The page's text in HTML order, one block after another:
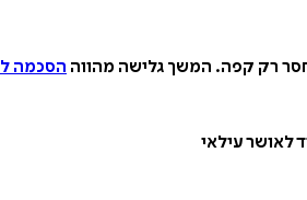
חסר רק קפה. המשך גלישה מהווה הסכמה
לאושר עילאי